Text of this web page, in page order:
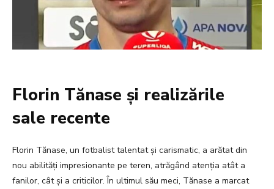
Florin Tănase și realizările
sale recente
Florin Tănase, un fotbalist talentat și carismatic, a arătat din
nou abilități impresionante pe teren, atrăgând atenția atât a
fanilor, cât și a criticilor. În ultimul său meci, Tănase a marcat